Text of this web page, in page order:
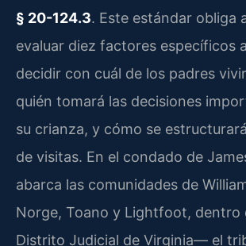
§ 20-124.3. Este estándar obliga
evaluar diez factores específicos
decidir con cuál de los padres
quién tomará las decisiones
su crianza, y cómo se
de visitas. En el condado de
abarca las comunidades de
Norge, Toano y Lightfoot, dentro
Distrito Judicial de Virginia— el